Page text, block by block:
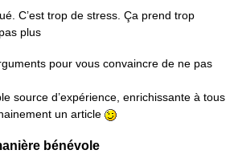
C’est trop de stress. Ça prend trop
plus
pour vous convaincre de ne pas
source d’expérience, enrichissante à tous
un article
bénévole